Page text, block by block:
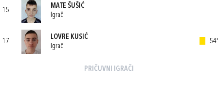
15
MATE ŠUŠIĆ
Igrač
17
LOVRE KUSIĆ
Igrač
54'
PRIČUVNI IGRAČI